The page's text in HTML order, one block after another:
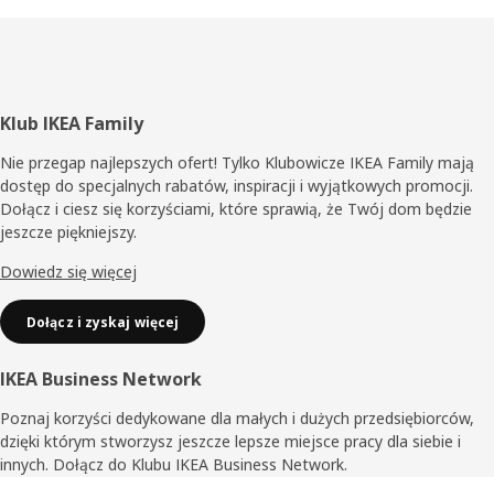
Stopka
Klub IKEA Family
Nie przegap najlepszych ofert! Tylko Klubowicze IKEA Family mają
dostęp do specjalnych rabatów, inspiracji i wyjątkowych promocji.
Dołącz i ciesz się korzyściami, które sprawią, że Twój dom będzie
jeszcze piękniejszy.
Dowiedz się więcej
Dołącz i zyskaj więcej
IKEA Business Network
Poznaj korzyści dedykowane dla małych i dużych przedsiębiorców,
dzięki którym stworzysz jeszcze lepsze miejsce pracy dla siebie i
innych. Dołącz do Klubu IKEA Business Network.